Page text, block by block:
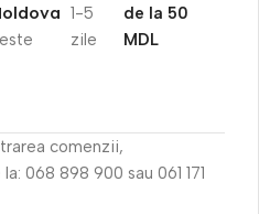
1-5
zile
de la 50
MDL
comenzii,
068 898 900 sau 061 171